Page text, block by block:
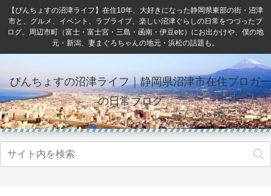
【ぴんちょすの沼津ライフ】在住10年、大好きになった静岡県東部の街・沼津
市と、グルメ、イベント、ラブライブ、楽しい沼津ぐらしの日常をつづったブ
ログ。周辺市町（富士・富士宮・三島・函南・伊豆etc）にお出かけや、僕の地
元・新潟、妻まぐろちゃんの地元・浜松の話題も。
ぴんちょすの沼津ライフ｜静岡県沼津市在住ブロガー
の日常ブログ